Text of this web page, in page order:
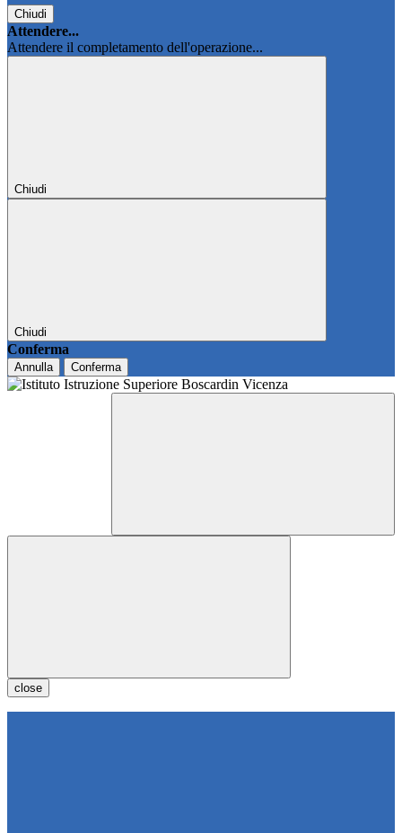
Chiudi
Attendere...
Attendere il completamento dell'operazione...
Chiudi
Chiudi
Conferma
Annulla Conferma
close